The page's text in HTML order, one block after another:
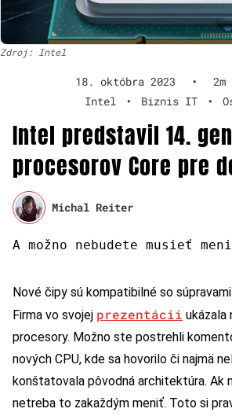
Zdroj: Intel
18. októbra 2023 •
Intel
• Biznis IT •
Intel predstavil 14.
procesorov Core pre
Michal Reiter
A možno nebudete musieť
Nové čipy sú kompatibilné so súpravami
Firma vo svojej prezentácii ukázala
procesory. Možno ste postrehli
nových CPU, kde sa hovorilo či najmä
konštatovala pôvodná architektúra. Ak
netreba to zakaždým meniť. Toto si